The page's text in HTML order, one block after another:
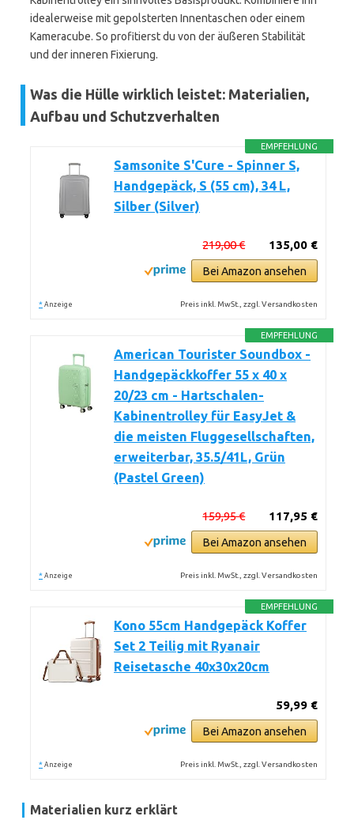
idealerweise mit gepolsterten Innentaschen oder einem
Kameracube. So profitierst du von der äußeren Stabilität
und der inneren Fixierung.
Was die Hülle wirklich leistet: Materialien,
Aufbau und Schutzverhalten
EMPFEHLUNG
Samsonite S'Cure - Spinner S,
Handgepäck, S (55 cm), 34 L,
Silber (Silver)
135,00 €
219,00 €
Bei Amazon ansehen
* Anzeige Preis inkl. MwSt., zzgl. Versandkosten
EMPFEHLUNG
American Tourister Soundbox -
Handgepäckkoffer 55 x 40 x
20/23 cm - Hartschalen-
Kabinentrolley für EasyJet &
die meisten Fluggesellschaften,
erweiterbar, 35.5/41L, Grün
(Pastel Green)
117,95 €
159,95 €
Bei Amazon ansehen
* Anzeige Preis inkl. MwSt., zzgl. Versandkosten
EMPFEHLUNG
Kono 55cm Handgepäck Koffer
Set 2 Teilig mit Ryanair
Reisetasche 40x30x20cm
59,99 €
Bei Amazon ansehen
* Anzeige Preis inkl. MwSt., zzgl. Versandkosten
Materialien kurz erklärt